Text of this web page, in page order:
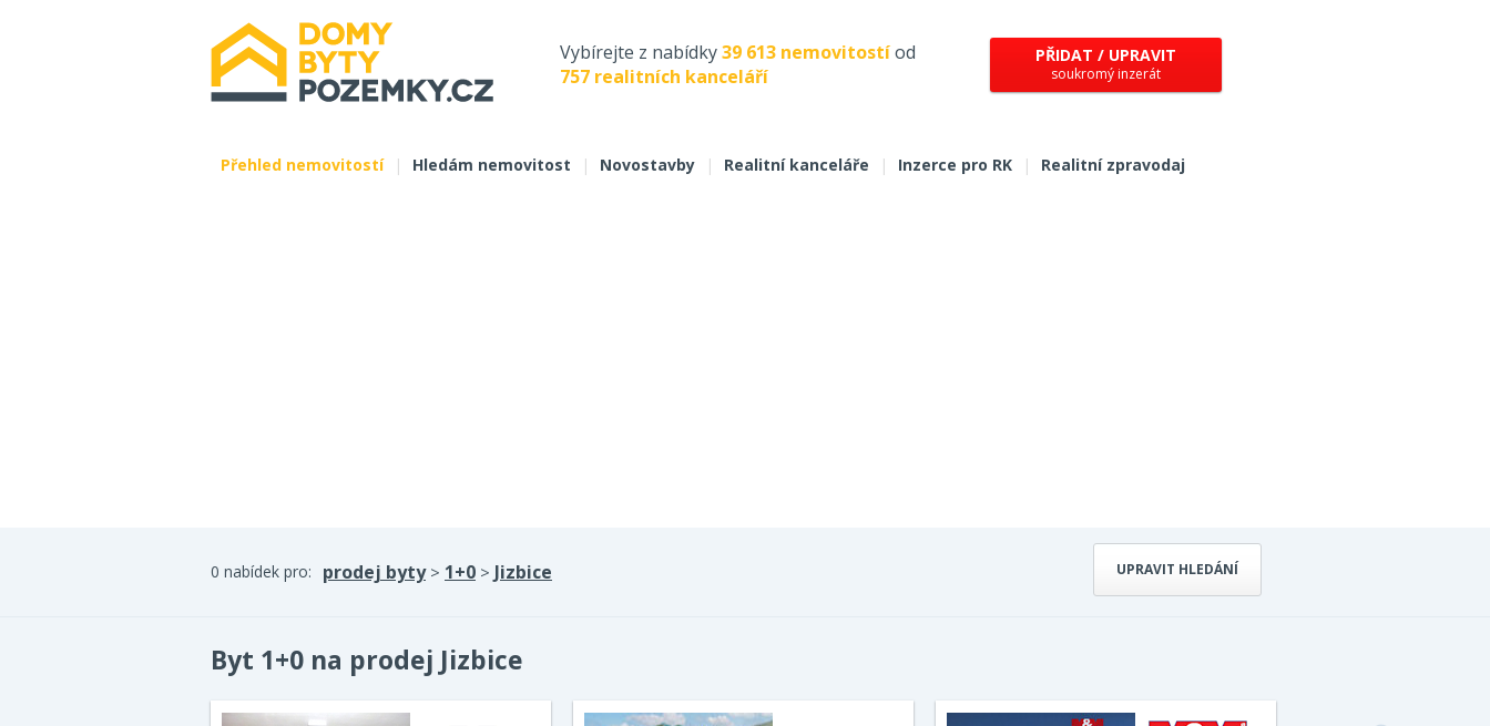
Vybírejte z nabídky39 613 nemovitostíod
757 realitních kanceláří
PŘIDAT / UPRAVIT
soukromý inzerát
Přehled nemovitostí | Hledám nemovitost | Novostavby | Realitní kanceláře | Inzerce pro RK | Realitní zpravodaj
UPRAVIT HLEDÁNÍ
0 nabídek pro: prodej byty> 1+0 > Jizbice
Byt 1+0 na prodej Jizbice